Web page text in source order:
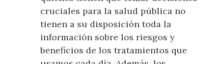
cruciales para la salud pública no
tienen a su disposición toda la
información sobre los riesgos y
beneficios de los tratamientos que